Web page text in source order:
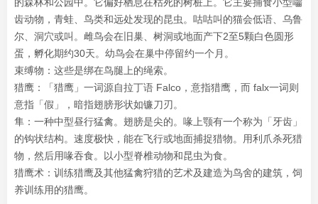
齿动物，青蛙、鸟类和远处发现的昆虫。咕咕叫的猫会低语、乌鲁
尔、洞穴或叫。雌鸟会在旧巢、树洞或地面产下2至5颗白色圆形
蛋，孵化期约30天。幼鸟会在巢中停留约一个月。
束缚物：这些是绑在鸟腿上的绳索。
猎鹰：「猎鹰」一词源自拉丁语 Falco，意指猎鹰，而 falx一词则
意指「假」，暗指翅膀形状如镰刀刃。
隼：一种中型昼行猛禽。翅膀是尖的。喙上颚有一个称为「牙齿」
的钩状结构。速度极快，能在飞行或地面捕捉猎物。用利爪杀死猎
物，然后用喙吞食。以小型脊椎动物和昆虫为食。
猎鹰术：训练猎鹰及其他猛禽狩猎的艺术及建造为鸟舍的建筑，饲
养训练用的猎鹰。